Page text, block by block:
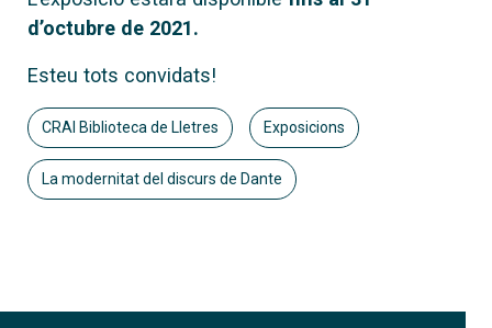
d’octubre de 2021.
Esteu tots convidats!
CRAI Biblioteca de Lletres Exposicions
La modernitat del discurs de Dante